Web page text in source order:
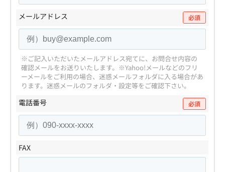
メールアドレス 必須
※ご記入いただいたメールアドレス宛てに、お問合せ内容の
確認メールをお送りいたします。 ※Yahoo!メールなどのフリ
ーメールをご利用の場合、迷惑メールフォルダに入る場合があ
ります。迷惑メールのフォルダ・設定等をご確認下さい。
電話番号 必須
FAX